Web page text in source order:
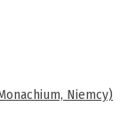
Niemcy)